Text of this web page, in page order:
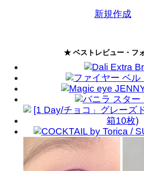
新規作成
★ ベストレビュー・フ